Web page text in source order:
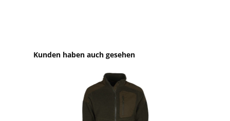
Produktgalerie überspringen
Kunden haben auch gesehen